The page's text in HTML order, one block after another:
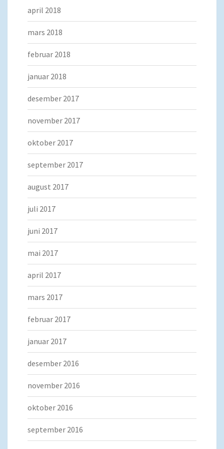
april 2018
mars 2018
februar 2018
januar 2018
desember 2017
november 2017
oktober 2017
september 2017
august 2017
juli 2017
juni 2017
mai 2017
april 2017
mars 2017
februar 2017
januar 2017
desember 2016
november 2016
oktober 2016
september 2016